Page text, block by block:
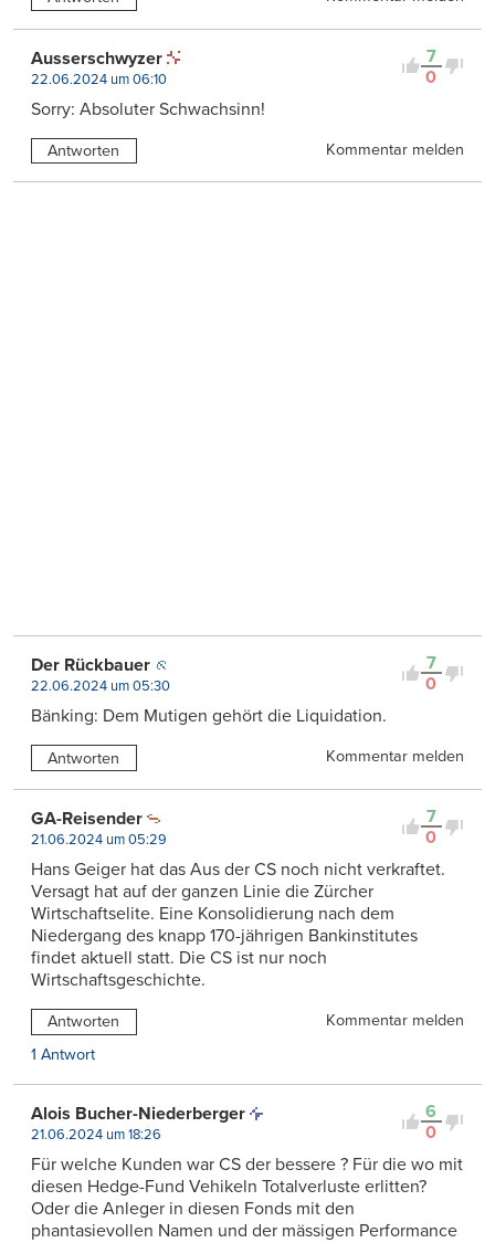
7
0
Ausserschwyzer
22.06.2024 um 06:10
Sorry: Absoluter Schwachsinn!
Antworten Kommentar melden
7
0
Der Rückbauer
22.06.2024 um 05:30
Bänking: Dem Mutigen gehört die Liquidation.
Antworten Kommentar melden
7
0
GA-Reisender
21.06.2024 um 05:29
Hans Geiger hat das Aus der CS noch nicht verkraftet.
Versagt hat auf der ganzen Linie die Zürcher
Wirtschaftselite. Eine Konsolidierung nach dem
Niedergang des knapp 170-jährigen Bankinstitutes
findet aktuell statt. Die CS ist nur noch
Wirtschaftsgeschichte.
Antworten
Kommentar melden
1 Antwort
6
0
Alois Bucher-Niederberger
21.06.2024 um 18:26
Für welche Kunden war CS der bessere ? Für die wo mit
diesen Hedge-Fund Vehikeln Totalverluste erlitten?
Oder die Anleger in diesen Fonds mit den
phantasievollen Namen und der mässigen Performance